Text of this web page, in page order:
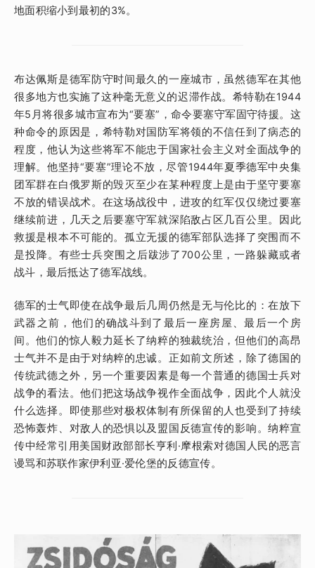
地面积缩小到最初的3%。
布达佩斯是德军防守时间最久的一座城市，虽然德军在其他
很多地方也实施了这种毫无意义的迟滞作战。希特勒在1944
年5月将很多城市宣布为“要塞”，命令要塞守军固守待援。这
种命令的原因是，希特勒对国防军将领的不信任到了病态的
程度，他认为这些将军不能忠于国家社会主义对全面战争的
理解。他坚持“要塞”理论不放，尽管1944年夏季德军中央集
团军群在白俄罗斯的毁灭至少在某种程度上是由于坚守要塞
不放的错误战术。在这场战役中，进攻的红军仅仅绕过要塞
继续前进，几天之后要塞守军就深陷敌占区几百公里。因此
救援是根本不可能的。孤立无援的德军部队选择了突围而不
是投降。有些士兵突围之后跋涉了700公里，一路躲藏或者
战斗，最后抵达了德军战线。
德军的士气即使在战争最后几周仍然是无与伦比的：在放下
武器之前，他们的确战斗到了最后一座房屋、最后一个房
间。他们的惊人毅力延长了纳粹的独裁统治，但他们的高昂
士气并不是由于对纳粹的忠诚。正如前文所述，除了德国的
传统武德之外，另一个重要因素是每一个普通的德国士兵对
战争的看法。他们把这场战争视作全面战争，因此个人就没
什么选择。即使那些对极权体制有所保留的人也受到了持续
恐怖轰炸、对敌人的恐惧以及盟国反德宣传的影响。纳粹宣
传中经常引用美国财政部部长亨利·摩根索对德国人民的恶言
谩骂和苏联作家伊利亚·爱伦堡的反德宣传。